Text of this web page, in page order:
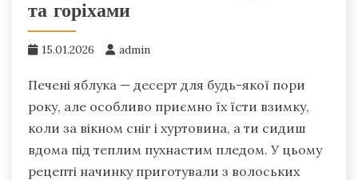
та горіхами
15.01.2026 admin
Печені яблука — десерт для будь-якої пори
року, але особливо приємно їх їсти взимку,
коли за вікном сніг і хуртовина, а ти сидиш
вдома під теплим пухнастим пледом. У цьому
рецепті начинку приготували з волоських